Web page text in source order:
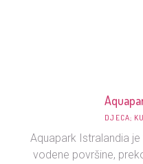
DJECA;
Aquapark Istralandia
vodene površine,